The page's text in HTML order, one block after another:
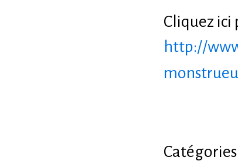
Cliquez
http://